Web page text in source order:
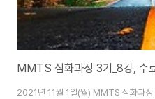
MMTS 심화과정 3기_8강, 수
2021년 11월 1일(월) MMTS 심화과정